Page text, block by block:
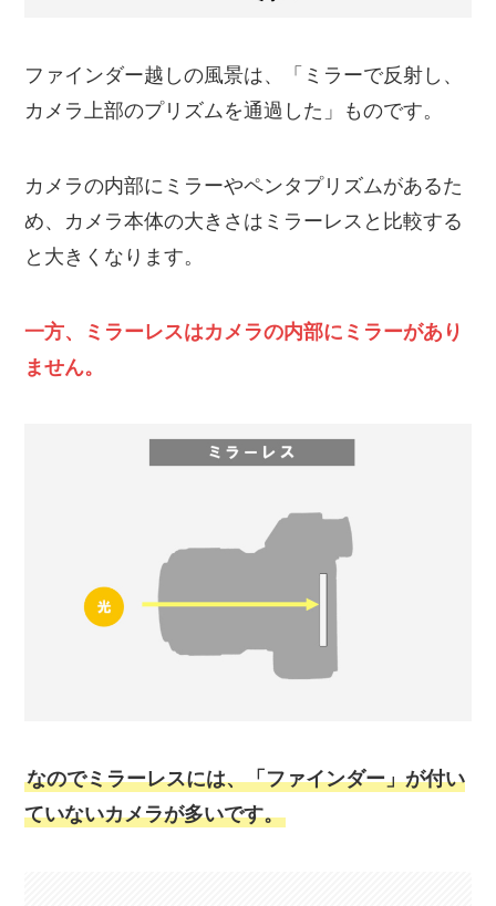
ファインダー越しの風景は、「ミラーで反射し、
カメラ上部のプリズムを通過した」ものです。
カメラの内部にミラーやペンタプリズムがあるた
め、カメラ本体の大きさはミラーレスと比較する
と大きくなります。
一方、ミラーレスはカメラの内部にミラーがあり
ません。
なのでミラーレスには、「ファインダー」が付い
ていないカメラが多いです。